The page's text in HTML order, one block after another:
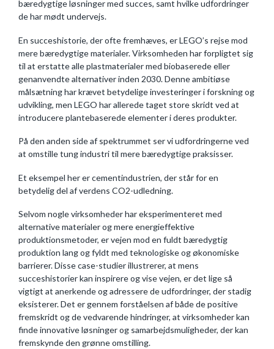
bæredygtige løsninger med succes, samt hvilke udfordringer
de har mødt undervejs.
En succeshistorie, der ofte fremhæves, er LEGO’s rejse mod
mere bæredygtige materialer. Virksomheden har forpligtet sig
til at erstatte alle plastmaterialer med biobaserede eller
genanvendte alternativer inden 2030. Denne ambitiøse
målsætning har krævet betydelige investeringer i forskning og
udvikling, men LEGO har allerede taget store skridt ved at
introducere plantebaserede elementer i deres produkter.
På den anden side af spektrummet ser vi udfordringerne ved
at omstille tung industri til mere bæredygtige praksisser.
Et eksempel her er cementindustrien, der står for en
betydelig del af verdens CO2-udledning.
Selvom nogle virksomheder har eksperimenteret med
alternative materialer og mere energieffektive
produktionsmetoder, er vejen mod en fuldt bæredygtig
produktion lang og fyldt med teknologiske og økonomiske
barrierer. Disse case-studier illustrerer, at mens
succeshistorier kan inspirere og vise vejen, er det lige så
vigtigt at anerkende og adressere de udfordringer, der stadig
eksisterer. Det er gennem forståelsen af både de positive
fremskridt og de vedvarende hindringer, at virksomheder kan
finde innovative løsninger og samarbejdsmuligheder, der kan
fremskynde den grønne omstilling.